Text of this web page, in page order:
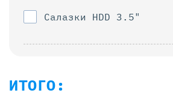
Салазки HDD 3.5"
ИТОГО: